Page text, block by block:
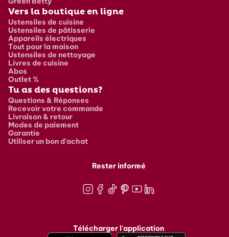
Vers la boutique en ligne
Ustensiles de cuisine
Ustensiles de pâtisserie
Appareils électriques
Tout pour la maison
Ustensiles de nettoyage
Livres de cuisine
Abos
Outlet %
Tu as des questions?
Questions & Réponses
Recevoir votre commande
Livraison & retour
Modes de paiement
Garantie
Utiliser un bon d'achat
Rester informé
Télécharger l'application